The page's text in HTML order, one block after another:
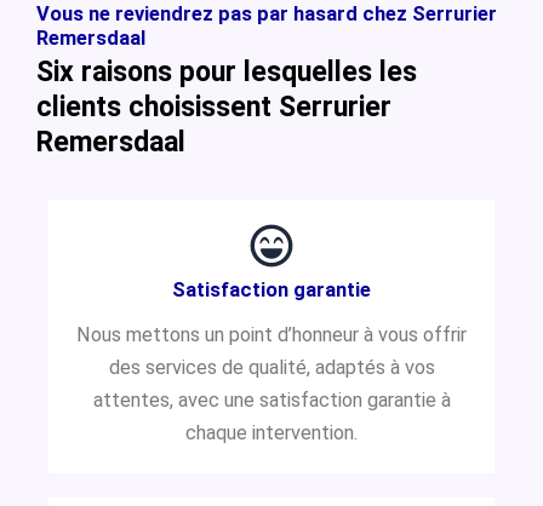
Vous ne reviendrez pas par hasard chez Serrurier
Remersdaal
Six raisons pour lesquelles les
clients choisissent Serrurier
Remersdaal
Satisfaction garantie
Nous mettons un point d’honneur à vous offrir
des services de qualité, adaptés à vos
attentes, avec une satisfaction garantie à
chaque intervention.